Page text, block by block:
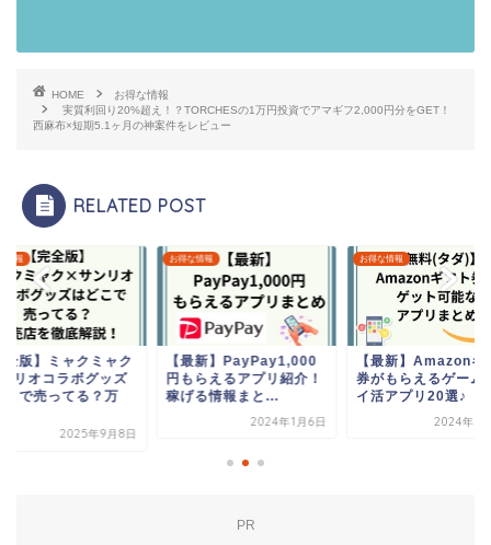
HOME
お得な情報
実質利回り20%超え！？TORCHESの1万円投資でアマギフ2,000円分をGET！
西麻布×短期5.1ヶ月の神案件をレビュー
RELATED POST
情報
新】PayPay1,000
らえるアプリ紹介！
る情報まと...
お得な情報
【最新】Amazonギフト
券がもらえるゲーム、ポ
イ活アプリ20選♪
2024年6月15日
お得な情報
【完全版】ミャクミ
×サンリオコラボグ
はどこで売ってる？
PR